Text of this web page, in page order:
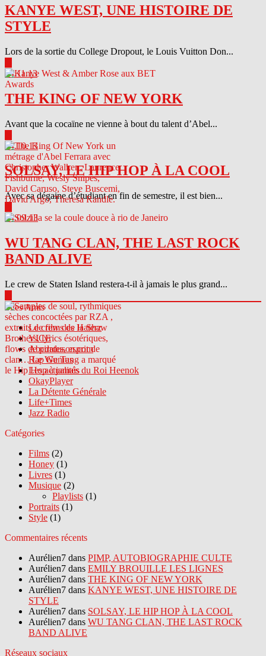
KANYE WEST, UNE HISTOIRE DE
STYLE
Lors de la sortie du College Dropout, le Louis Vuitton Don...
04.11.13
THE KING OF NEW YORK
Avant que la cocaïne ne vienne à bout du talent d’Abel...
04.10.13
SOLSAY, LE HIP HOP À LA COOL
Avec sa dégaine d’étudiant en fin de semestre, il est bien...
04.09.13
WU TANG CLAN, THE LAST ROCK
BAND ALIVE
Le crew de Staten Island restera-t-il à jamais le plus grand...
Sites Amis
Le crew des Haterz
VICE
Abcdrduson.com
Rap Genius
Les actualités du Roi Heenok
OkayPlayer
La Détente Générale
Life+Times
Jazz Radio
Catégories
Films (2)
Honey (1)
Livres (1)
Musique (2)
Playlists (1)
Portraits (1)
Style (1)
Commentaires récents
Aurélien7 dans PIMP, AUTOBIOGRAPHIE CULTE
Aurélien7 dans EMILY BROUILLE LES LIGNES
Aurélien7 dans THE KING OF NEW YORK
Aurélien7 dans KANYE WEST, UNE HISTOIRE DE
STYLE
Aurélien7 dans SOLSAY, LE HIP HOP À LA COOL
Aurélien7 dans WU TANG CLAN, THE LAST ROCK
BAND ALIVE
Réseaux sociaux